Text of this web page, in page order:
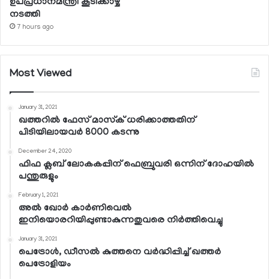
നടത്തി
7 hours ago
Most Viewed
January 31, 2021
ഖത്തറില്‍ ഫേസ് മാസ്‌ക് ധരിക്കാത്തതിന്
പിടിയിലായവര്‍ 8000 കടന്നു
December 24, 2020
ഫിഫ ക്ലബ് ലോകകപ്പിന് ഫെബ്രുവരി ഒന്നിന് ദോഹയില്‍
പന്തുരുളും
February 1, 2021
അല്‍ ഖോര്‍ കാര്‍ണിവെല്‍
ഇനിയൊരറിയിപ്പുണ്ടാകുന്നതുവരെ നിര്‍ത്തിവെച്ചു
January 31, 2021
പെട്രോള്‍, ഡീസല്‍ കുത്തനെ വര്‍ദ്ധിപ്പിച്ച് ഖത്തര്‍
പെട്രോളിയം